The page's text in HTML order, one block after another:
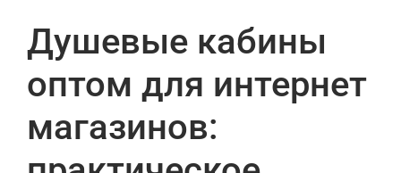
Душевые кабины
оптом для интернет
магазинов: